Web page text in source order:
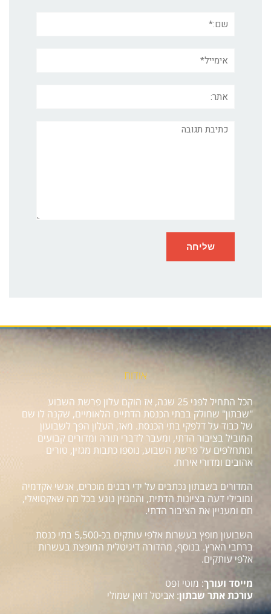
תגובה
אודות
הכל התחיל לפני 25 שנה, אז הוקם עלון פרשת השבוע
"שבתון" שחולק בבתי הכנסת הדתיים הלאומיים, שקנה לו שם
של כבוד על דלפקי בתי הכנסת. מאז, העלון הפך לשבועון
המוביל בציבור הדתי, ומעבר לדברי תורה ומדורים קבועים
ומתחלפים על פרשת השבוע, נוספו כתבות מגזין, טורים
אהובים ומדורי אירוח.
המדורים בשבתון נכתבים על ידי רבנים מוכרים, אנשי אקדמיה
ומובילי דעה בציונות הדתית, והמגזין נוגע בכל מה שאקטואלי,
חם ומעניין את הציבור הדתי.
השבועון מופץ בעשרות אלפי עותקים בכ-5,500 בתי כנסת
ברחבי הארץ. בנוסף, מהדורה דיגיטלית המופצת בעשרות
אלפי עותקים.
מייסד ועורך: מוטי זפט
עורכת אתר שבתון: אביטל דואן שמולי